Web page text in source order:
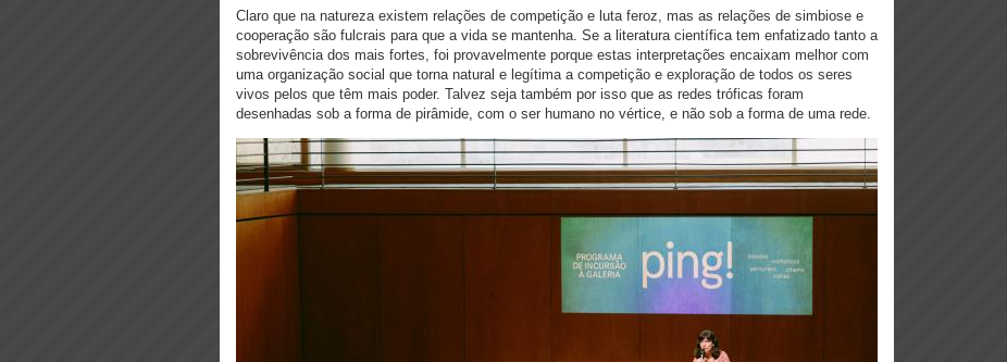
Claro que na natureza existem relações de competição e luta feroz, mas as relações de simbiose e
cooperação são fulcrais para que a vida se mantenha. Se a literatura científica tem enfatizado tanto a
sobrevivência dos mais fortes, foi provavelmente porque estas interpretações encaixam melhor com
uma organização social que torna natural e legítima a competição e exploração de todos os seres
vivos pelos que têm mais poder. Talvez seja também por isso que as redes tróficas foram
desenhadas sob a forma de pirâmide, com o ser humano no vértice, e não sob a forma de uma rede.